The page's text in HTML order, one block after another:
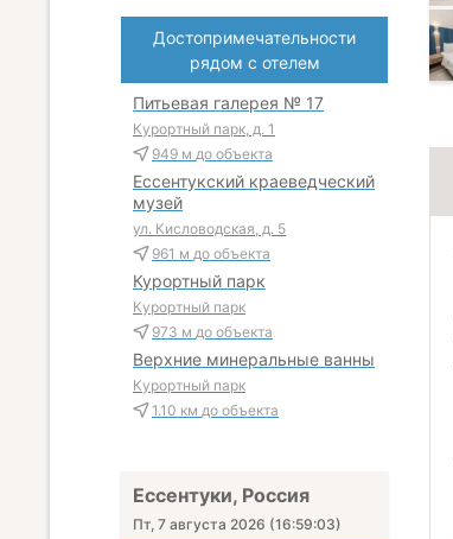
Достопримечательности
рядом с отелем
Питьевая галерея № 17
Курортный парк, д. 1
949 м до объекта
Ессентукский краеведческий
музей
ул. Кисловодская, д. 5
961 м до объекта
Курортный парк
Курортный парк
973 м до объекта
Верхние минеральные ванны
Курортный парк
1.10 км до объекта
Ессентуки, Россия
Пт, 7 августа 2026 (16:59:04)